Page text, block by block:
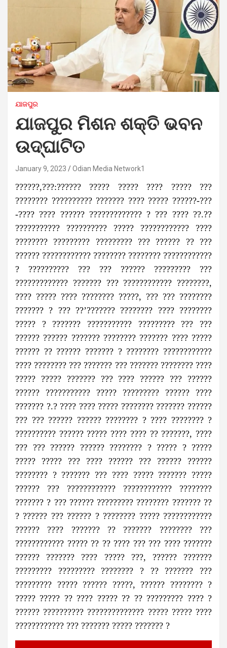
ଯାଜପୁର
ଯାଜପୁର ମିଶନ ଶକ୍ତି ଭବନ
ଉଦ୍‌ଘାଟିତ
January 9, 2023 Odian Media Network1
??????,???:?????? ????? ????? ???? ????? ???
???????? ?????????? ??????? ???? ????? ??????-???
-???? ???? ?????? ????????????? ? ??? ???? ??.??
??????????? ?????????? ????? ???????????? ????
???????? ????????? ????????? ??? ?????? ?? ???
?????? ???????????? ???????? ???????? ????????????
? ?????????? ??? ??? ?????? ????????? ???
????????????? ??????? ??? ???????????? ????????,
???? ????? ???? ???????? ?????, ??? ??? ????????
??????? ? ??? ??’??????? ???????? ???? ????????
????? ? ??????? ??????????? ????????? ??? ???
?????? ?????? ??????? ???????? ??????? ???? ?????
?????? ?? ?????? ??????? ? ???????? ????????????
???? ???????? ??? ??????? ??? ??????? ???????? ????
????? ????? ??????? ??? ???? ?????? ??? ??????
?????? ??????????? ????? ????????? ?????? ????
??????? ?.? ???? ???? ????? ???????? ??????? ??????
??? ??? ?????? ?????? ???????? ? ???? ???????? ?
?????????? ?????? ????? ???? ???? ?? ???????, ????
??? ??? ?????? ?????? ???????? ? ????? ? ?????
????? ????? ??? ???? ?????? ??? ?????? ??????
???????? ? ??????? ??? ???? ????? ??????? ?????
?????? ??? ???????????? ???????????? ????????
??????? ? ??? ?????? ????????? ???????? ??????? ??
? ?????? ??? ?????? ? ???????? ????? ????????????
?????? ???? ??????? ?? ??????? ???????? ???
???????????? ????? ?? ?? ???? ??? ??? ???? ???????
?????? ??????? ???? ????? ???, ?????? ???????
????????? ????????? ???????? ? ?? ??????? ???
????????? ????? ?????? ?????, ?????? ???????? ?
????? ????? ?? ???? ????? ?? ?? ????????? ???? ?
?????? ?????????? ?????????????? ????? ????? ????
???????????? ??? ??????? ????? ??????? ?